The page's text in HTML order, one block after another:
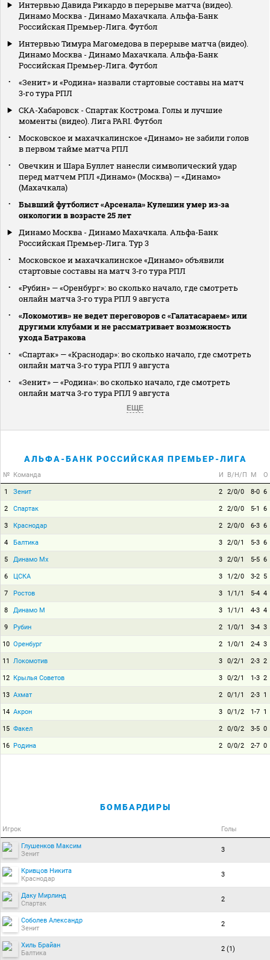
Интервью Давида Рикардо в перерыве матча (видео).
Динамо Москва - Динамо Махачкала. Альфа-Банк
Российская Премьер-Лига. Футбол
Интервью Тимура Магомедова в перерыве матча (видео).
Динамо Москва - Динамо Махачкала. Альфа-Банк
Российская Премьер-Лига. Футбол
«Зенит» и «Родина» назвали стартовые составы на матч
3‑го тура РПЛ
СКА-Хабаровск - Спартак Кострома. Голы и лучшие
моменты (видео). Лига PARI. Футбол
Московское и махачкалинское «Динамо» не забили голов
в первом тайме матча РПЛ
Овечкин и Шара Буллет нанесли символический удар
перед матчем РПЛ «Динамо» (Москва) — «Динамо»
(Махачкала)
Бывший футболист «Арсенала» Кулешин умер из‑за
онкологии в возрасте 25 лет
Динамо Москва - Динамо Махачкала. Альфа-Банк
Российская Премьер-Лига. Тур 3
Московское и махачкалинское «Динамо» объявили
стартовые составы на матч 3‑го тура РПЛ
«Рубин» — «Оренбург»: во сколько начало, где смотреть
онлайн матча 3‑го тура РПЛ 9 августа
«Локомотив» не ведет переговоров с «Галатасараем» или
другими клубами и не рассматривает возможность
ухода Батракова
«Спартак» — «Краснодар»: во сколько начало, где смотреть
онлайн матча 3‑го тура РПЛ 9 августа
«Зенит» — «Родина»: во сколько начало, где смотреть
онлайн матча 3‑го тура РПЛ 9 августа
ЕЩЕ
АЛЬФА-БАНК РОССИЙСКАЯ ПРЕМЬЕР-ЛИГА
№ Команда И В/Н/П М О
1 Зенит 2 2/0/0 8-0 6
2 Спартак 2 2/0/0 5-1 6
3 Краснодар 2 2/0/0 6-3 6
4 Балтика 3 2/0/1 5-3 6
5 Динамо Мх 3 2/0/1 5-5 6
6 ЦСКА 3 1/2/0 3-2 5
7 Ростов 3 1/1/1 5-4 4
8 Динамо М 3 1/1/1 4-3 4
9 Рубин 2 1/0/1 3-4 3
10 Оренбург 2 1/0/1 2-4 3
11 Локомотив 3 0/2/1 2-3 2
12 Крылья Советов 3 0/2/1 1-3 2
13 Ахмат 2 0/1/1 2-3 1
14 Акрон 3 0/1/2 1-7 1
15 Факел 2 0/0/2 3-5 0
16 Родина 2 0/0/2 2-7 0
БОМБАРДИРЫ
Игрок Голы
Глушенков Максим
Зенит
3
Кривцов Никита
Краснодар
3
Даку Мирлинд
Спартак
2
Соболев Александр
Зенит
2
Хиль Брайан
Балтика
2 (1)